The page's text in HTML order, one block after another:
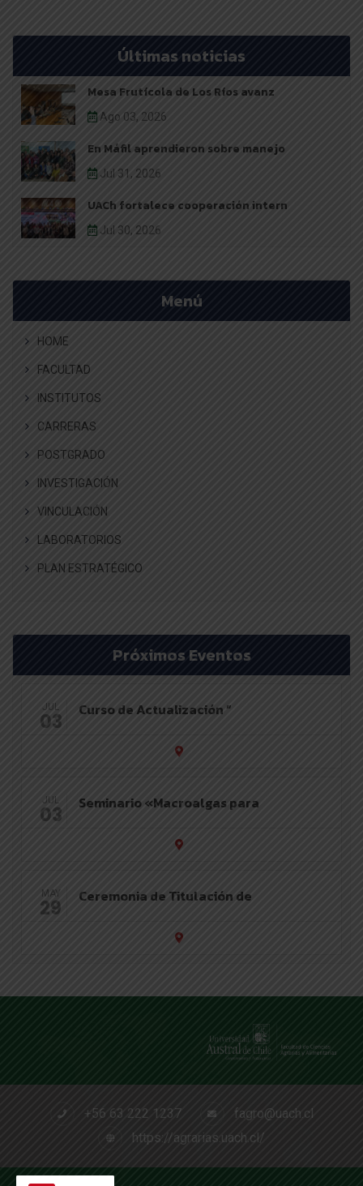
Últimas noticias
Mesa Frutícola de Los Ríos avanz
Ago 03, 2026
En Máfil aprendieron sobre manejo
Jul 31, 2026
UACh fortalece cooperación intern
Jul 30, 2026
Menú
HOME
FACULTAD
INSTITUTOS
CARRERAS
POSTGRADO
INVESTIGACIÓN
VINCULACIÓN
LABORATORIOS
PLAN ESTRATÉGICO
Próximos Eventos
JUL
03 Curso de Actualización “
JUL
03 Seminario «Macroalgas para
MAY
29 Ceremonia de Titulación de
+56 63 222 1237
fagro@uach.cl
https://agrarias.uach.cl/